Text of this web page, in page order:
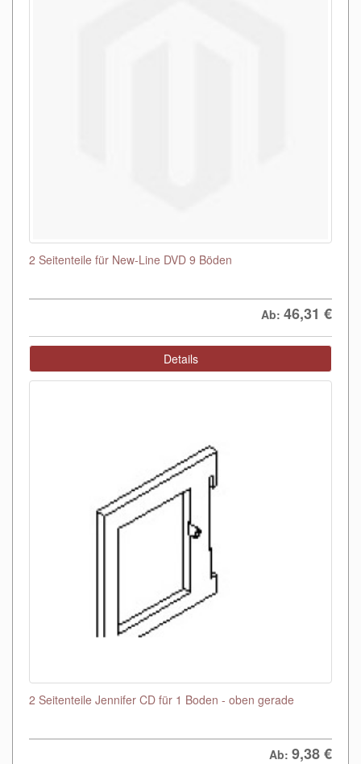
2 Seitenteile für New-Line DVD 9 Böden
Ab: 46,31 €
Details
2 Seitenteile Jennifer CD für 1 Boden - oben gerade
Ab: 9,38€